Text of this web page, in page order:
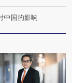
育部长
】寻找100种
活方式·第三对
【商旅
CFO
住三大
中国的影响